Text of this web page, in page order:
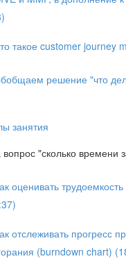
такое customer journey
решение "что
занятия
вопрос "сколько времени
оценивать
отслеживать прогресс
(burndown chart)